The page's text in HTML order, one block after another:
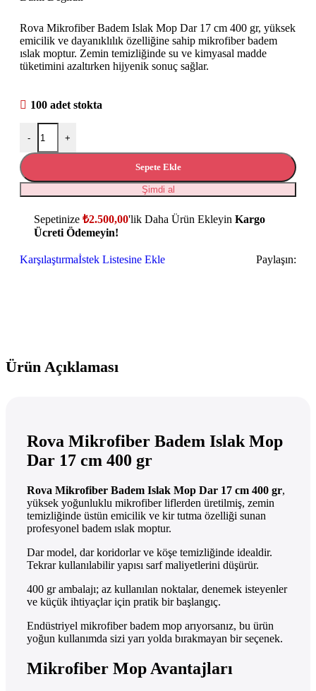
Rova Mikrofiber Badem Islak Mop Dar 17 cm 400 gr, yüksek
emicilik ve dayanıklılık özelliğine sahip mikrofiber badem
ıslak moptur. Zemin temizliğinde su ve kimyasal madde
tüketimini azaltırken hijyenik sonuç sağlar.
100 adet stokta
- +
Sepete Ekle
Şimdi al
Sepetinize ₺2.500,00'lik Daha Ürün Ekleyin Kargo
Ücreti Ödemeyin!
Karşılaştırmaİstek Listesine Ekle Paylaşın:
Ürün Açıklaması
Rova Mikrofiber Badem Islak Mop
Dar 17 cm 400 gr
Rova Mikrofiber Badem Islak Mop Dar 17 cm 400 gr,
yüksek yoğunluklu mikrofiber liflerden üretilmiş, zemin
temizliğinde üstün emicilik ve kir tutma özelliği sunan
profesyonel badem ıslak moptur.
Dar model, dar koridorlar ve köşe temizliğinde idealdir.
Tekrar kullanılabilir yapısı sarf maliyetlerini düşürür.
400 gr ambalajı; az kullanılan noktalar, denemek isteyenler
ve küçük ihtiyaçlar için pratik bir başlangıç.
Endüstriyel mikrofiber badem mop arıyorsanız, bu ürün
yoğun kullanımda sizi yarı yolda bırakmayan bir seçenek.
Mikrofiber Mop Avantajları